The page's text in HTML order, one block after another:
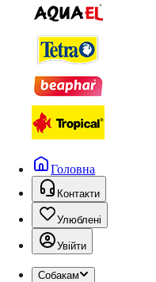
Головна
Контакти
Улюблені
Увійти
Собакам